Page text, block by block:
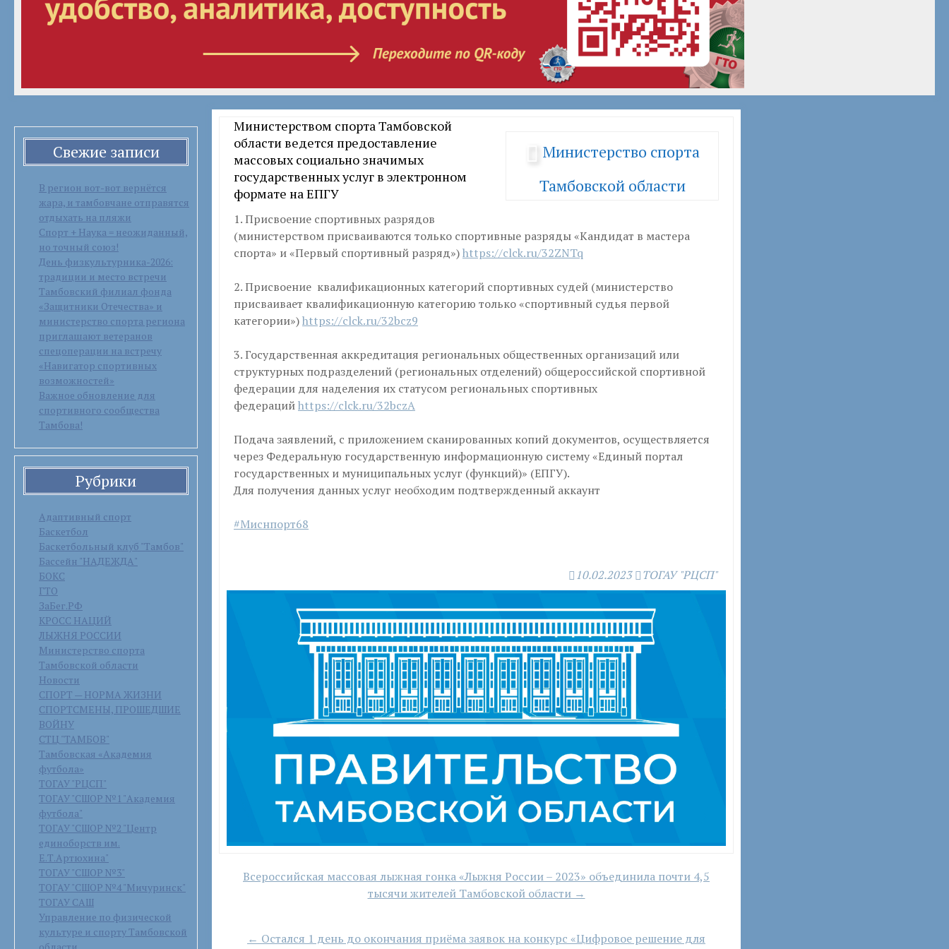
Свежие записи
В регион вот-вот вернётся
жара, и тамбовчане отправятся
отдыхать на пляжи
Спорт + Наука = неожиданный,
но точный союз!
День физкультурника-2026:
традиции и место встречи
Тамбовский филиал фонда
«Защитники Отечества» и
министерство спорта региона
приглашают ветеранов
спецоперации на встречу
«Навигатор спортивных
возможностей»
Важное обновление для
спортивного сообщества
Тамбова!
Рубрики
Адаптивный спорт
Баскетбол
Баскетбольный клуб "Тамбов"
Бассейн "НАДЕЖДА"
БОКС
ГТО
ЗаБег.РФ
КРОСС НАЦИЙ
ЛЫЖНЯ РОССИИ
Министерство спорта
Тамбовской области
Новости
СПОРТ — НОРМА ЖИЗНИ
СПОРТСМЕНЫ, ПРОШЕДШИЕ
ВОЙНУ
СТЦ "ТАМБОВ"
Тамбовская «Академия
футбола»
ТОГАУ "РЦСП"
ТОГАУ "СШОР №1 "Академия
футбола"
ТОГАУ "СШОР №2 "Центр
единоборств им.
Е.Т.Артюхина"
ТОГАУ "СШОР №3"
ТОГАУ "СШОР №4 "Мичуринск"
ТОГАУ САШ
Управление по физической
культуре и спорту Тамбовской
Министерство спорта
Тамбовской области
Министерством спорта Тамбовской
области ведется предоставление
массовых социально значимых
государственных услуг в электронном
формате на ЕПГУ
1. Присвоение спортивных разрядов
(министерством присваиваются только спортивные разряды «Кандидат в мастера
спорта» и «Первый спортивный разряд»)https://clck.ru/32ZNTq
2. Присвоение квалификационных категорий спортивных судей (министерство
присваивает квалификационную категорию только «спортивный судья первой
категории»)https://clck.ru/32bcz9
3. Государственная аккредитация региональных общественных организаций или
структурных подразделений (региональных отделений) общероссийской спортивной
федерации для наделения их статусом региональных спортивных
федерацийhttps://clck.ru/32bczA
Подача заявлений, с приложением сканированных копий документов, осуществляется
через Федеральную государственную информационную систему «Единый портал
государственных и муниципальных услуг (функций)» (ЕПГУ).
Для получения данных услуг необходим подтвержденный аккаунт
#Миснпорт68
10.02.2023 ТОГАУ "РЦСП"
Навигация
Всероссийская массовая лыжная гонка «Лыжня России – 2023» объединила почти 4,5
тысячи жителей Тамбовской области →
← Остался 1 день до окончания приёма заявок на конкурс «Цифровое решение для